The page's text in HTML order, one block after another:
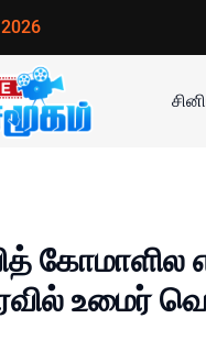
கோமாளில
உமைர்